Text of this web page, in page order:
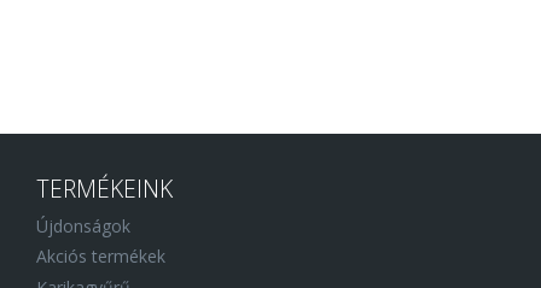
TERMÉKEINK
Újdonságok
Akciós termékek